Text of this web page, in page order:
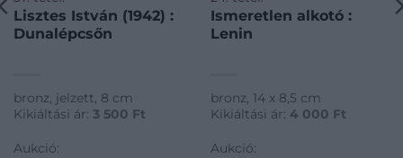
Lisztes István (1942) :
Dunalépcsőn
bronz, jelzett, 8 cm
Kikiáltási ár: 3 500 Ft
Aukció:
Ismeretlen alkotó :
Lenin
bronz, 14 x 8,5 cm
Kikiáltási ár: 4 000 Ft
Aukció: